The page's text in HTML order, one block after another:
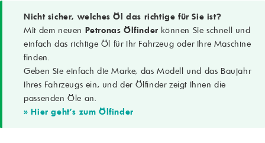
Kinematische Viskosität @ 100 °C, cSt
Flammpunkt, °C (min.)
Leistungsniveaus
Cincinnati Lamb P-47, P-50; DIN 51502 CGLP
Merkmale
EP-Eigenschaften, Haftvermögen, Schaumbildungsresistenz,
Nicht sicher, welches Öl das richtige für Sie ist?
Mit dem neuen Petronas Ölfinder können Sie schnell und
einfach das richtige Öl für Ihr Fahrzeug oder Ihre Maschine
finden.
Geben Sie einfach die Marke, das Modell und das Baujahr
Ihres Fahrzeugs ein, und der Ölfinder zeigt Ihnen die
passenden Öle an.
» Hier geht's zum Ölfinder